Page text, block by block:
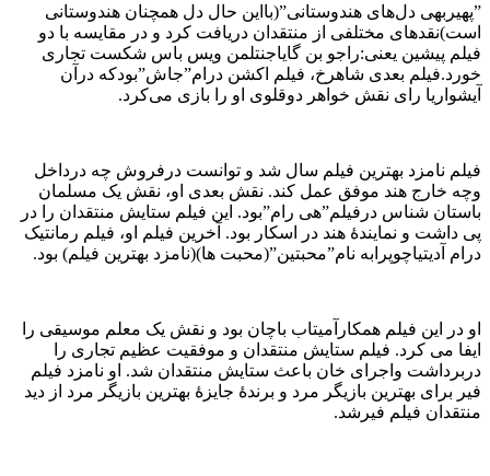
”پهیربهی دل‌های هندوستانی”(بااین حال دل همچنان هندوستانی
است)نقدهای مختلفی از منتقدان دریافت کرد و در مقایسه با دو
فیلم پیشین یعنی:راجو بن گایاجنتلمن ویس باس شکست تجاری
خورد.فیلم بعدی شاهرخ، فیلم اکشن درام”جاش”بودکه درآن
آیشواریا رای نقش خواهر دوقلوی او را بازی می‌کرد.
فیلم نامزد بهترین فیلم سال شد و توانست درفروش چه درداخل
وچه خارج هند موفق عمل کند. نقش بعدی او، نقش یک مسلمان
باستان شناس درفیلم”هی رام”بود. این فیلم ستایش منتقدان را در
پی داشت و نمایندهٔ هند در اسکار بود. آخرین فیلم او، فیلم رمانتیک
درام آدیتیاچوپرابه نام”محبتین”(محبت ها)(نامزد بهترین فیلم) بود.
او در این فیلم همکارآمیتاب باچان بود و نقش یک معلم موسیقی را
ایفا می کرد. فیلم ستایش منتقدان و موفقیت عظیم تجاری را
دربرداشت واجرای خان باعث ستایش منتقدان شد. او نامزد فیلم
فیر برای بهترین بازیگر مرد و برندهٔ جایزهٔ بهترین بازیگر مرد از دید
منتقدان فیلم فیرشد.